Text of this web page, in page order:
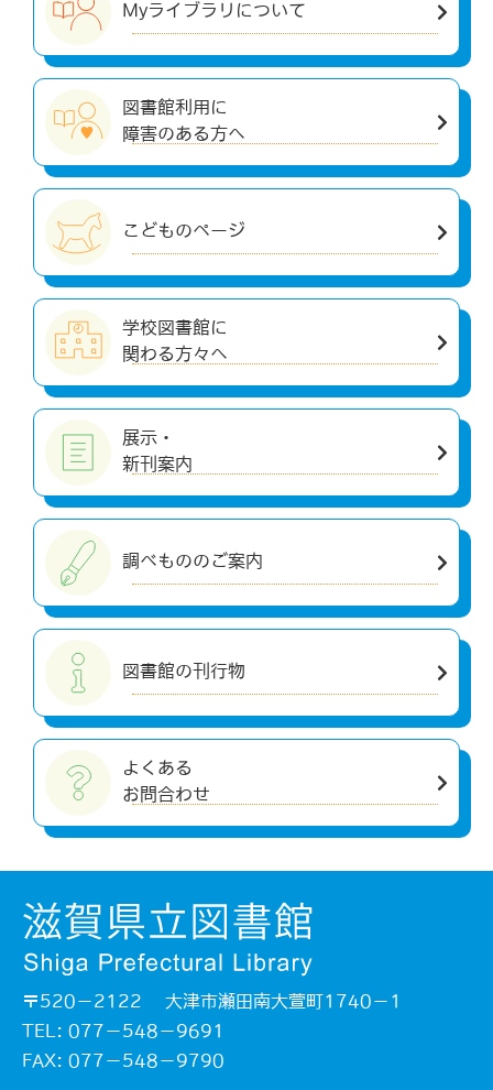
Myライブラリについて
図書館利用に
障害のある方へ
こどものページ
学校図書館に
関わる方々へ
展示・
新刊案内
調べもののご案内
図書館の刊行物
よくある
お問合わせ
〒520－2122 大津市瀬田南大萱町1740－1
TEL: 077－548－9691
FAX: 077－548－9790